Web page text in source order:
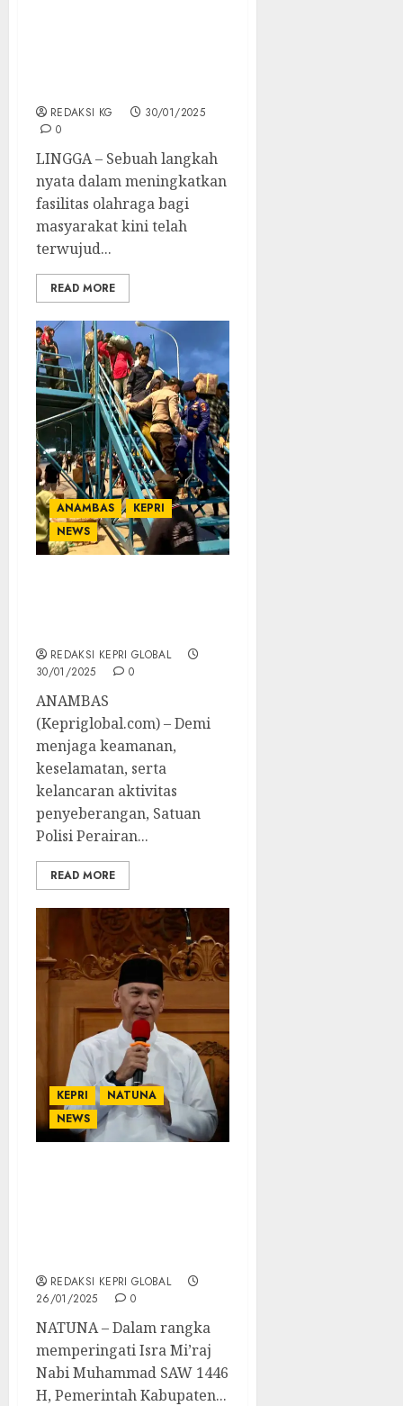
REDAKSI KG
30/01/2025
0
LINGGA – Sebuah langkah
nyata dalam meningkatkan
fasilitas olahraga bagi
masyarakat kini telah
terwujud...
READ MORE
ANAMBAS
KEPRI
NEWS
REDAKSI KEPRI GLOBAL
30/01/2025
0
ANAMBAS
(Kepriglobal.com) – Demi
menjaga keamanan,
keselamatan, serta
kelancaran aktivitas
penyeberangan, Satuan
Polisi Perairan...
READ MORE
KEPRI
NATUNA
NEWS
REDAKSI KEPRI GLOBAL
26/01/2025
0
NATUNA – Dalam rangka
memperingati Isra Mi’raj
Nabi Muhammad SAW 1446
H, Pemerintah Kabupaten...